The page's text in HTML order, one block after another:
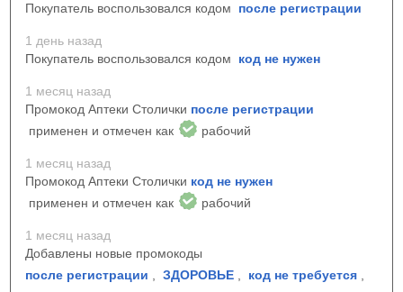
Покупатель воспользовался кодом после регистрации
1 день назад
Покупатель воспользовался кодом код не нужен
1 месяц назад
Промокод Аптеки Столички после регистрации
применен и отмечен как
рабочий
1 месяц назад
Промокод Аптеки Столички код не нужен
применен и отмечен как
рабочий
1 месяц назад
Добавлены новые промокоды
после регистрации
ЗДОРОВЬЕ код не требуется